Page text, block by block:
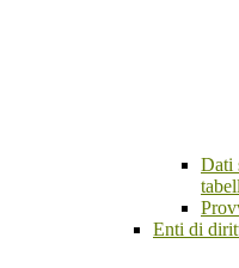
Dati
Enti di